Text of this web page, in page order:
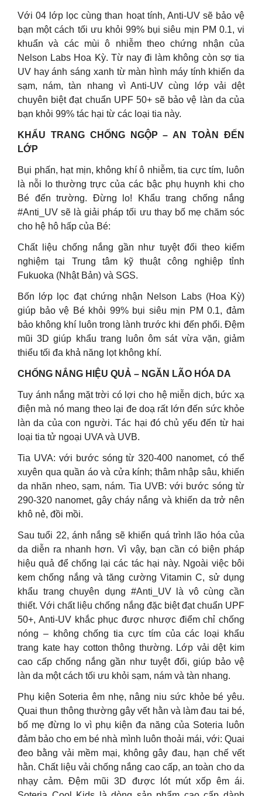
Với 04 lớp lọc cùng than hoạt tính, Anti-UV sẽ bảo vệ
bạn một cách tối ưu khỏi 99% bụi siêu mịn PM 0.1, vi
khuẩn và các mùi ô nhiễm theo chứng nhận của
Nelson Labs Hoa Kỳ. Từ nay đi làm không còn sợ tia
UV hay ánh sáng xanh từ màn hình máy tính khiến da
sạm, nám, tàn nhang vì Anti-UV cùng lớp vải dệt
chuyên biệt đạt chuẩn UPF 50+ sẽ bảo vệ làn da của
bạn khỏi 99% tác hại từ các loại tia này.
KHẨU TRANG CHỐNG NGỘP – AN TOÀN ĐẾN
LỚP
Bụi phấn, hạt mịn, không khí ô nhiễm, tia cực tím, luôn
là nỗi lo thường trực của các bậc phụ huynh khi cho
Bé đến trường. Đừng lo! Khẩu trang chống nắng
#Anti_UV sẽ là giải pháp tối ưu thay bố mẹ chăm sóc
cho hệ hô hấp của Bé:
Chất liệu chống nắng gần như tuyệt đối theo kiểm
nghiệm tại Trung tâm kỹ thuật công nghiệp tỉnh
Fukuoka (Nhật Bản) và SGS.
Bốn lớp lọc đạt chứng nhận Nelson Labs (Hoa Kỳ)
giúp bảo vệ Bé khỏi 99% bụi siêu mịn PM 0.1, đảm
bảo không khí luôn trong lành trước khi đến phổi. Đệm
mũi 3D giúp khẩu trang luôn ôm sát vừa vặn, giảm
thiểu tối đa khả năng lọt không khí.
CHỐNG NẮNG HIỆU QUẢ – NGĂN LÃO HÓA DA
Tuy ánh nắng mặt trời có lợi cho hệ miễn dịch, bức xạ
điện mà nó mang theo lại đe doạ rất lớn đến sức khỏe
làn da của con người. Tác hại đó chủ yếu đến từ hai
loại tia tử ngoại UVA và UVB.
Tia UVA: với bước sóng từ 320-400 nanomet, có thể
xuyên qua quần áo và cửa kính; thâm nhập sâu, khiến
da nhăn nheo, sạm, nám. Tia UVB: với bước sóng từ
290-320 nanomet, gây cháy nắng và khiến da trở nên
khô nẻ, đồi mồi.
Sau tuổi 22, ánh nắng sẽ khiến quá trình lão hóa của
da diễn ra nhanh hơn. Vì vậy, bạn cần có biện pháp
hiệu quả để chống lại các tác hại này️. Ngoài việc bôi
kem chống nắng và tăng cường Vitamin C, sử dụng
khẩu trang chuyên dụng #Anti_UV là vô cùng cần
thiết. Với chất liệu chống nắng đặc biệt đạt chuẩn UPF
50+, Anti-UV khắc phục được nhược điểm chỉ chống
nóng – không chống tia cực tím của các loại khẩu
trang kate hay cotton thông thường. Lớp vải dệt kim
cao cấp chống nắng gần như tuyệt đối, giúp bảo vệ
làn da một cách tối ưu khỏi sạm, nám và tàn nhang.
Phụ kiện Soteria êm nhẹ, nâng niu sức khỏe bé yêu.
Quai thun thông thường gây vết hằn và làm đau tai bé,
bố mẹ đừng lo vì phụ kiện đa năng của Soteria luôn
đảm bảo cho em bé nhà mình luôn thoải mái, với: Quai
đeo bằng vải mềm mại, không gây đau, hạn chế vết
hằn. Chất liệu vải chống nắng cao cấp, an toàn cho da
nhạy cảm. Đệm mũi 3D được lót mút xốp êm ái.